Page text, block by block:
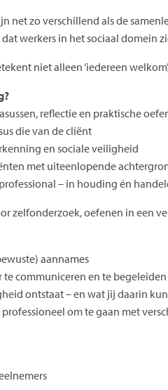
net zo verschillend als de
werkers in het sociaal domein
niet alleen ‘iedereen
reflectie en praktische
die van de cliënt
en sociale veiligheid
met uiteenlopende
– in houding én
zelfonderzoek, oefenen in een
aannames
communiceren en te begeleiden
ontstaat – en wat jij daarin
om te gaan met